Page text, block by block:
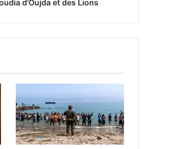
d'Oujda et des Lions